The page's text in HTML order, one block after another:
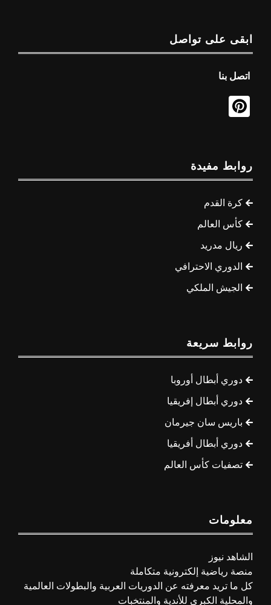
ابقى على تواصل
اتصل بنا
روابط مفيدة
كرة القدم
كأس العالم
ريال مدريد
الدوري الاحترافي
الجيش الملكي
روابط سريعة
دوري أبطال أوروبا
دوري أبطال إفريقيا
باريس سان جيرمان
دوري أبطال أفريقيا
تصفيات كأس العالم
معلومات
الشاهد نيوز
منصة رياضية إلكترونية متكاملة
كل ما تريد معرفته عن الدوريات العربية والبطولات العالمية
والمحلية الكبرى للأندية والمنتخبات